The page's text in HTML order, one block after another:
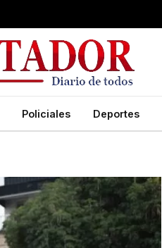
Policiales Deportes